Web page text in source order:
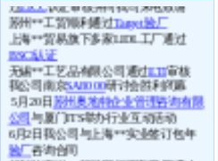
苏州**工贸顺利通过Target验厂
上海**贸易旗下多家LIDL工厂通过
BSCI认证
无锡**工艺品有限公司通过
我公司南京SA8000研讨会胜利闭幕
5月20日苏州奥地特企业管理咨询有限
公司与厦门ITS举办行业互动活动
6月2日我公司与上海**实业签订包年
验厂咨询合同
祝贺张家港**贸易下属两家工厂通过